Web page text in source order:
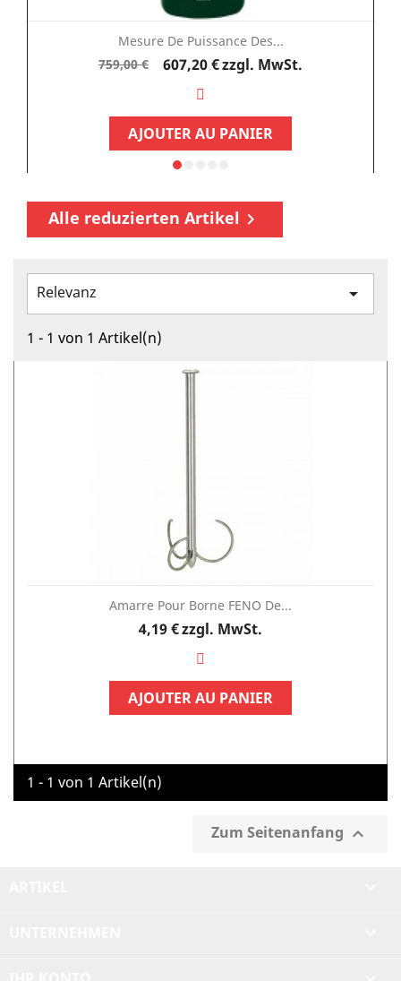
Mesure De Puissance Des...
Verkaufspreis
759,00 € Preis
607,20 €zzgl. MwSt.
AJOUTER AU PANIER
Alle reduzierten Artikel 
Relevanz 
1 - 1 von 1 Artikel(n)
Amarre Pour Borne FENO De...
Preis
4,19 €zzgl. MwSt.
AJOUTER AU PANIER
1 - 1 von 1 Artikel(n)
Zum Seitenanfang 